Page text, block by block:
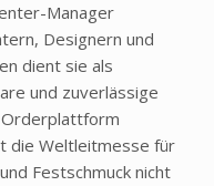
Manager
Designern und
dient sie als
und zuverlässige
die Weltleitmesse für
Festschmuck nicht